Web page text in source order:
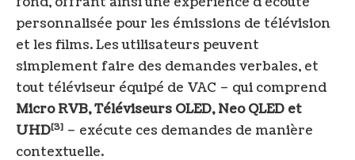
personnalisée pour les émissions de télévision
et les films. Les utilisateurs peuvent
simplement faire des demandes verbales, et
tout téléviseur équipé de VAC – qui comprend
Micro RVB,Téléviseurs OLED, Neo QLED et
UHD[3] – exécute ces demandes de manière
contextuelle.